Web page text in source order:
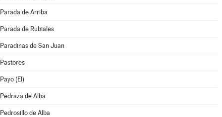
Parada de Arriba
Parada de Rubiales
Paradinas de San Juan
Pastores
Payo (El)
Pedraza de Alba
Pedrosillo de Alba